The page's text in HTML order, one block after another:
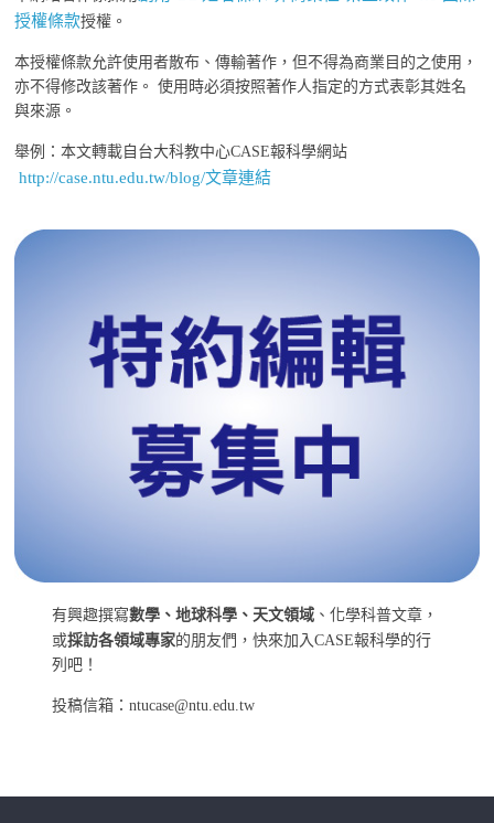
授權條款授權。
本授權條款允許使用者散布、傳輸著作，但不得為商業目的之使用，
亦不得修改該著作。 使用時必須按照著作人指定的方式表彰其姓名
與來源。
舉例：本文轉載自台大科教中心CASE報科學網站
http://case.ntu.edu.tw/blog/文章連結
有興趣撰寫數學、地球科學、天文領域 、化學科普文章，
或採訪各領域專家的朋友們，快來加入CASE報科學的行
列吧！
投稿信箱：ntucase@ntu.edu.tw